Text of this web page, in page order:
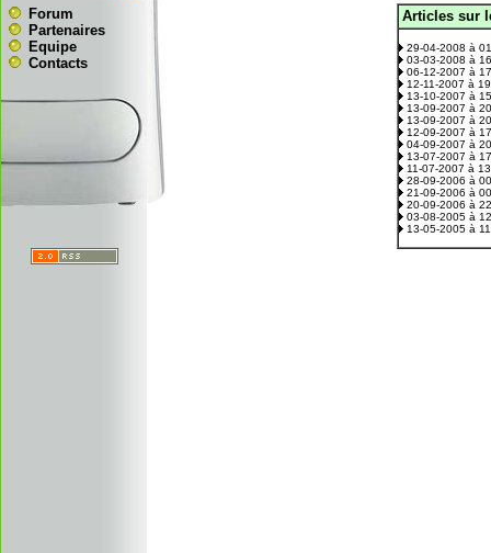
Forum
Partenaires
Equipe
Contacts
Articles sur
29-04-2008 à
03-03-2008 à
06-12-2007 à
12-11-2007 à
13-10-2007 à
13-09-2007 à
13-09-2007 à
12-09-2007 à
04-09-2007 à
13-07-2007 à
11-07-2007 à
28-09-2006 à
21-09-2006 à
20-09-2006 à
03-08-2005 à
13-05-2005 à